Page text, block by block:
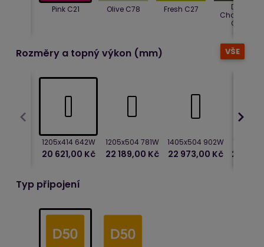
Pink C21 Olive C78 Fresh C27
Dark
Chocolate
C65
VŠE
Rozměry a topný výkon (mm)
1205x414 642W
20 621,00 Kč
1205x504 781W
22 189,00 Kč
1405x504 902W
22 973,00 Kč 23
Typ připojení